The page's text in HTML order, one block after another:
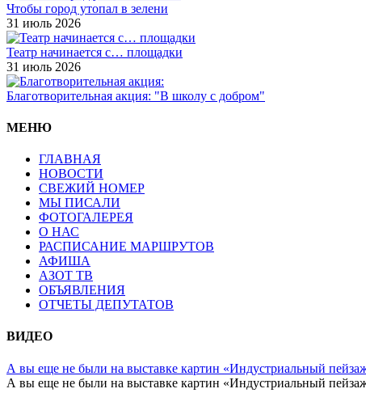
Чтобы город утопал в зелени
31 июль 2026
Театр начинается с… площадки
31 июль 2026
Благотворительная акция: "В школу с добром"
МЕНЮ
ГЛАВНАЯ
НОВОСТИ
СВЕЖИЙ НОМЕР
МЫ ПИСАЛИ
ФОТОГАЛЕРЕЯ
О НАС
РАСПИСАНИЕ МАРШРУТОВ
АФИША
АЗОТ ТВ
ОБЪЯВЛЕНИЯ
ОТЧЕТЫ ДЕПУТАТОВ
ВИДЕО
А вы еще не были на выставке картин «Индустриальный
А вы еще не были на выставке картин «Индустриальный